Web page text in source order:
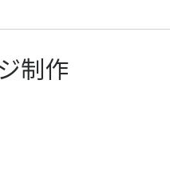
制作